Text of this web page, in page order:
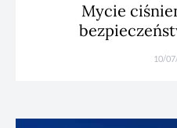
Mycie
10/